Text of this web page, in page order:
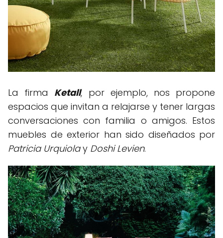
La firma Ketall, por ejemplo, nos propone
espacios que invitan a relajarse y tener largas
conversaciones con familia o amigos. Estos
muebles de exterior han sido diseñados por
Patricia Urquiolay Doshi Levien.